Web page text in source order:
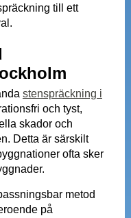
till ett
stenspräckning i
och tyst,
skador och
Detta är särskilt
ofta sker
metod
på